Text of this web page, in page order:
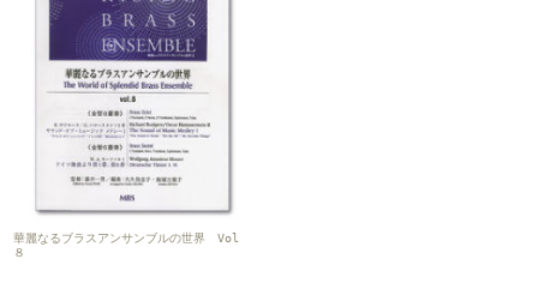
華麗なるブラスアンサンブルの世界 Vol
８